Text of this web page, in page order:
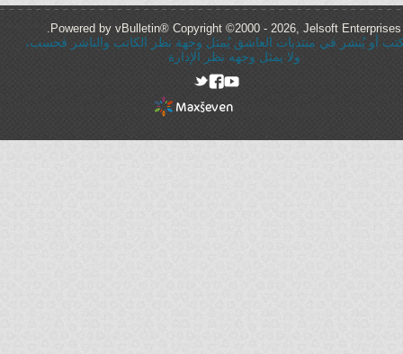
Powered by vBulletin® Copyright ©2000 - 2026, Jelsoft Enterprises
أو يُنشر في منتديات العاشق يُمثل وجهة نظر الكاتب والناشر فحسب،
ولا يمثل وجهه نظر الإدارة